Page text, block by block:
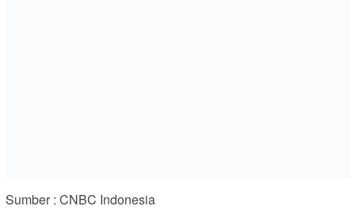
Sumber : CNBC Indonesia